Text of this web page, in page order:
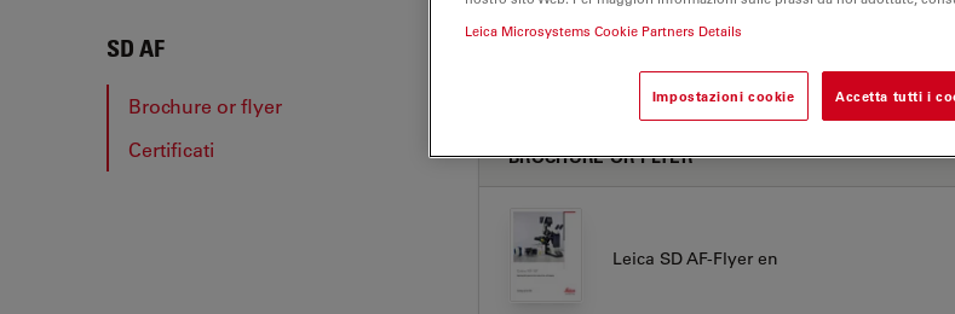
SD AF
Brochure or flyer
Certificati
SD AF
BROCHURE OR FLYER
Leica SD AF-Flyer en
Leica Microsystems Cookie Partners Details
Impostazioni cookie Accetta tutti i